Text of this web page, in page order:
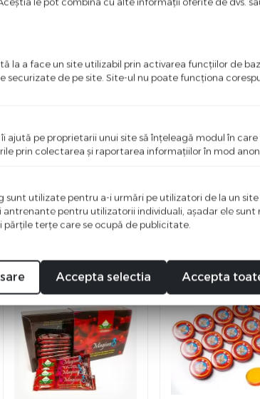
care scrie ceva bun despre acest produs!
-10 -16%
la a face un site utilizabil prin activarea funcţiilor de
securizate de pe site. Site-ul nu poate funcţiona
ajută pe proprietarii unui site să înţeleagă modul în
prin colectarea şi raportarea informaţiilor în mod
sunt utilizate pentru a-i urmări pe utilizatori de la un
antrenante pentru utilizatorii individuali, aşadar ele sunt
părţile terţe care se ocupă de publicitate.
Accepta selectia Accepta